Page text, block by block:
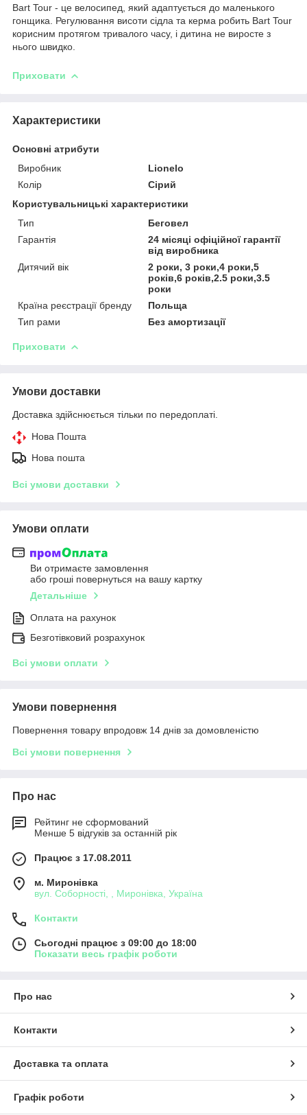
Bart Tour - це велосипед, який адаптується до маленького
гонщика. Регулювання висоти сідла та керма робить Bart Tour
корисним протягом тривалого часу, і дитина не виросте з
нього швидко.
Приховати
Характеристики
Основні атрибути
Виробник
Lionelo
Колір
Сірий
Користувальницькі характеристики
Тип
Беговел
Гарантія
24 місяці офіційної гарантії
від виробника
Дитячий вік
2 роки, 3 роки,4 роки,5
років,6 років,2.5 роки,3.5
роки
Країна реєстрації бренду
Польща
Тип рами
Без амортизації
Приховати
Умови доставки
Доставка здійснюється тільки по передоплаті.
Нова Пошта
Нова пошта
Всі умови доставки
Умови оплати
Ви отримаєте замовлення
або гроші повернуться на вашу картку
Детальніше
Оплата на рахунок
Безготівковий розрахунок
Всі умови оплати
Умови повернення
Повернення товару впродовж 14 днів за домовленістю
Всі умови повернення
Про нас
Рейтинг не сформований
Менше 5 відгуків за останній рік
Працює з 17.08.2011
м. Миронівка
вул. Соборності, , Миронівка, Україна
Контакти
Сьогодні працює з 09:00 до 18:00
Показати весь графік роботи
Про нас
Контакти
Доставка та оплата
Графік роботи